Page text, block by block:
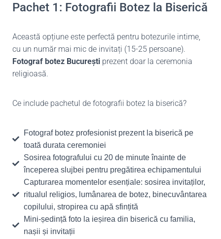
Pachet 1: Fotografii Botez la Biserică
Această opțiune este perfectă pentru botezurile intime,
cu un număr mai mic de invitați (15-25 persoane).
Fotograf botez București prezent doar la ceremonia
religioasă.
Ce include pachetul de fotografii botez la biserică?
Fotograf botez profesionist prezent la biserică pe
toată durata ceremoniei
Sosirea fotografului cu 20 de minute înainte de
începerea slujbei pentru pregătirea echipamentului
Capturarea momentelor esențiale: sosirea invitaților,
ritualul religios, lumânarea de botez, binecuvântarea
copilului, stropirea cu apă sfințită
Mini-ședință foto la ieșirea din biserică cu familia,
nașii și invitații